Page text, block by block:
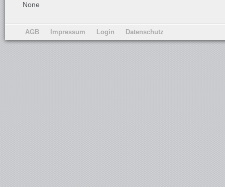
None
AGB Impressum Login Datenschutz